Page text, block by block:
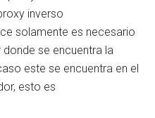
inverso
solamente es necesario
se encuentra la
este se encuentra en el
esto es